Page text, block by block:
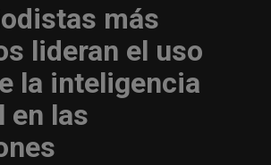
más
lideran el uso
la inteligencia
las